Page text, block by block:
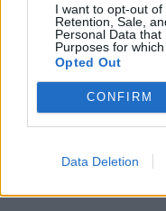
I want to opt-out of
Retention, Sale,
Personal Data
Purposes for
Opted Out
CONFIRM
Data Deletion
Recrutement :
L’Olympique
recherche sa future
gardienne U18F !